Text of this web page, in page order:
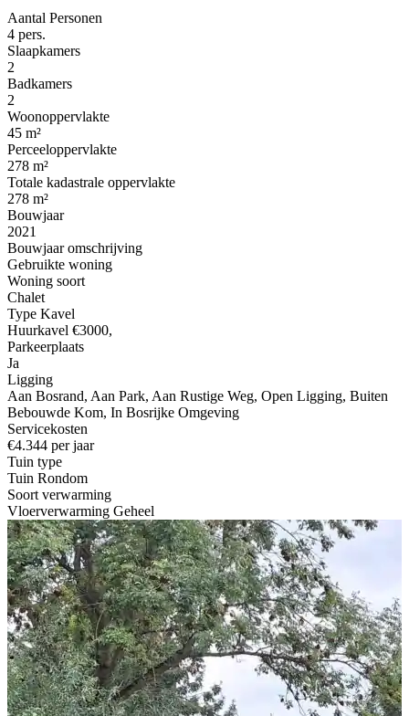
Aantal Personen
4 pers.
Slaapkamers
2
Badkamers
2
Woonoppervlakte
45 m²
Perceeloppervlakte
278 m²
Totale kadastrale oppervlakte
278 m²
Bouwjaar
2021
Bouwjaar omschrijving
Gebruikte woning
Woning soort
Chalet
Type Kavel
Huurkavel €3000,
Parkeerplaats
Ja
Ligging
Aan Bosrand, Aan Park, Aan Rustige Weg, Open Ligging, Buiten
Bebouwde Kom, In Bosrijke Omgeving
Servicekosten
€4.344 per jaar
Tuin type
Tuin Rondom
Soort verwarming
Vloerverwarming Geheel